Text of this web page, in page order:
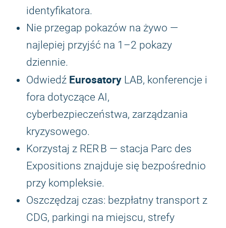
identyfikatora.
Nie przegap pokazów na żywo —
najlepiej przyjść na 1–2 pokazy
dziennie.
Odwiedź Eurosatory LAB, konferencje i
fora dotyczące AI,
cyberbezpieczeństwa, zarządzania
kryzysowego.
Korzystaj z RER B — stacja Parc des
Expositions znajduje się bezpośrednio
przy kompleksie.
Oszczędzaj czas: bezpłatny transport z
CDG, parkingi na miejscu, strefy